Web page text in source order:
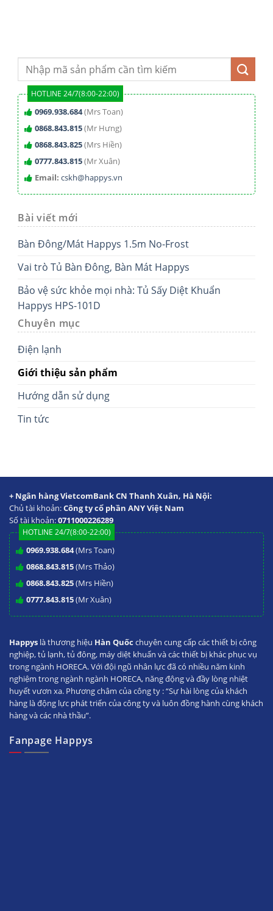
HOTLINE 24/7(8:00-22:00)
0969.938.684(Mrs Toan)
0868.843.815(Mr Hưng)
0868.843.825(Mrs Hiền)
0777.843.815(Mr Xuân)
Email: cskh@happys.vn
Bài viết mới
Bàn Đông/Mát Happys 1.5m No-Frost
Vai trò Tủ Bàn Đông, Bàn Mát Happys
Bảo vệ sức khỏe mọi nhà: Tủ Sấy Diệt Khuẩn
Happys HPS-101D
Chuyên mục
Điện lạnh
Giới thiệu sản phẩm
Hướng dẫn sử dụng
Tin tức
+ Ngân hàng VietcomBank CN Thanh Xuân, Hà Nội:
Chủ tài khoản:Công ty cổ phần ANY Việt Nam
Số tài khoản:0711000226289
HOTLINE 24/7(8:00-22:00)
0969.938.684(Mrs Toan)
0868.843.815(Mrs Thảo)
0868.843.825(Mrs Hiền)
0777.843.815(Mr Xuân)
Happys là thương hiệu Hàn Quốc chuyên cung cấp các thiết bị công
nghiệp, tủ lạnh, tủ đông, máy diệt khuẩn và các thiết bị khác phục vụ
trong ngành HORECA. Với đội ngũ nhân lực đã có nhiều năm kinh
nghiệm trong ngành ngành HORECA, năng động và đầy lòng nhiệt
huyết vươn xa. Phương châm của công ty : “Sự hài lòng của khách
hàng là động lực phát triển của công ty và luôn đồng hành cùng khách
hàng và các nhà thầu”.
Fanpage Happys